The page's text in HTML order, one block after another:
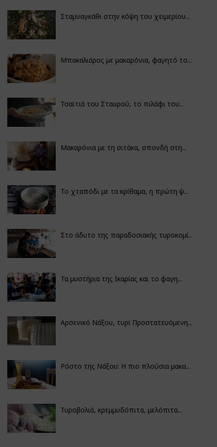
Σταμναγκάθι στην κόψη του χειμερίου...
Μπακαλιάρος με μακαρόνια, φαγητό το...
Τσαϊτιά του Σταυρού, το πιλάφι του...
Μακαρόνια με τη σιτάκα, σπονδή στη...
Το χταπόδι με τα κρίθαμα, η πρώτη ψ...
Στο άδυτο της παραδοσιακής τυροκομί...
Τα μυστήρια της Ικαρίας και το φαγη...
Αρσενικό Νάξου, τυρί Προστατευόμενη...
Ρόστο της Νάξου: Η πιο πλούσια μακα...
Τυροβολιά, κρεμμυδόπιτα, μελόπιτα...